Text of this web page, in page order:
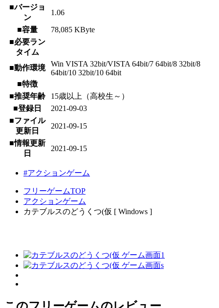
■バージョ
ン
1.06
■容量
78,085 KByte
■必要ラン
タイム
■動作環境
Win VISTA 32bit/VISTA 64bit/7 64bit/8 32bit/8
64bit/10 32bit/10 64bit
■特徴
■推奨年齢
15歳以上（高校生～）
■登録日
2021-09-03
■ファイル
更新日
2021-09-15
■情報更新
日
2021-09-15
#アクションゲーム
フリーゲームTOP
アクションゲーム
カテブルスのどうくつ(仮 [ Windows ]